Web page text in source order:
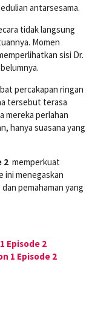
antarsesama.
tidak langsung
Momen
sisi Dr.
percakapan ringan
tersebut terasa
mereka perlahan
hanya suasana yang
2 memperkuat
ini menegaskan
pemahaman yang
Episode 2
1 Episode 2